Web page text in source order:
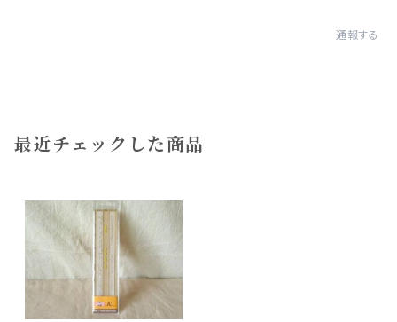
通報する
最近チェックした商品